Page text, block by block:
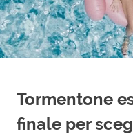
Tormentone
finale per